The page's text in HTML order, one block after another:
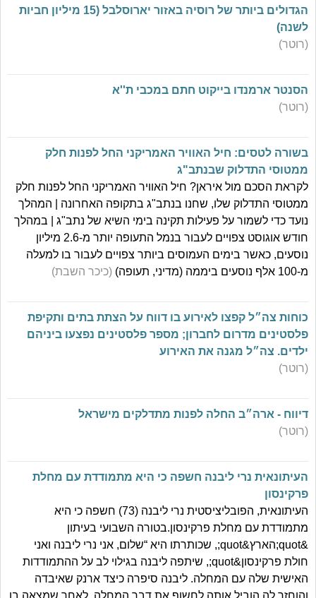
הגדולים ביותר של רוסיה באזור יארוסלבל (15 מיליון חביות
לשנה)
(רוטר)
הסנטר ארמנדו בייקוט חתם במכבי ת''א
(רוטר)
בשורה לטסים: חיל האוויר האמריקני החל לפנות חלק
ממטוסי התדלוק שבנתב"ג
לקראת הסכם מול איראן? חיל האוויר האמריקני החל לפנות חלק
ממטוסי התדלוק שלו, שחנו בנתב"ג בתקופה האחרונה | המהלך
נועד כדי לשמור על פעילות תקינה בימי השיא של נתב"ג | במהלך
חודש אוגוסט צפויים לעבור בנמל התעופה יותר מ-2.6 מיליון
נוסעים, כאשר בימים העמוסים ביותר צפויים לעבור בו למעלה
מ-100 אלף נוסעים ביממה (מדיני, תעופה)
(כיכר השבת)
כוחות צה״ל קפצו לאירוע בו דווח על הצתת בתים ותקיפת
פלסטינים מדרום לחברון; מספר פלסטינים נפצעו ביניהם
ילדים. צה״ל מגנה את האירוע
(רוטר)
דיווח - ארה״ב החלה לפנות מתדלקים מישראל
(רוטר)
העיתונאית נרי ליבנה חשפה כי היא מתמודדת עם מחלת
פרקינסון
העיתונאית, הפובליציסטית נרי ליבנה (73) חשפה כי היא
מתמודדת עם מחלת פרקינסון.בטורה השבועי בעיתון
&quot;הארץ&quot;, שכותרתו היא “שלום, אני נרי ליבנה ואני
חולת פרקינסון&quot;, שיתפה ליבנה בגילוי לב על ההתמודדות
האישית שלה עם המחלה. ליבנה סיפרה כיצד ארנק שאיבדה
והוחזר לה הוביל אותה לחשוף את דבר המחלה, לאחר שמצאה בו